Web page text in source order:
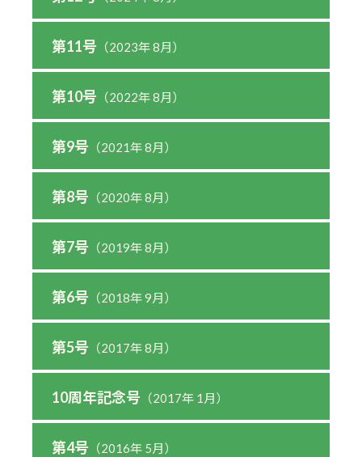
第11号 （2023年 8月）
第10号 （2022年 8月）
第9号 （2021年 8月）
第8号 （2020年 8月）
第7号 （2019年 8月）
第6号 （2018年 9月）
第5号 （2017年 8月）
10周年記念号 （2017年 1月）
第4号 （2016年 5月）